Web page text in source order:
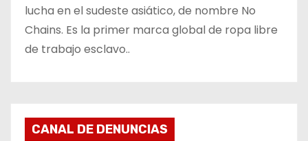
lucha en el sudeste asiático, de nombre No
Chains. Es la primer marca global de ropa libre
de trabajo esclavo..
CANAL DE DENUNCIAS